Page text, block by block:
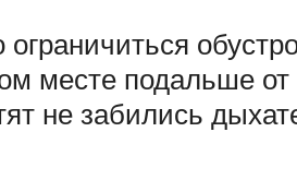
месте подальше
не забились